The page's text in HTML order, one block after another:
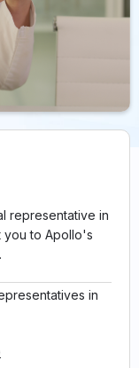
representative in
you to Apollo's
in